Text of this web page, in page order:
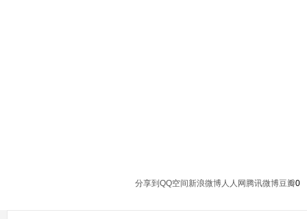
分享到 QQ空间 新浪微博人人网 腾讯微博豆瓣0